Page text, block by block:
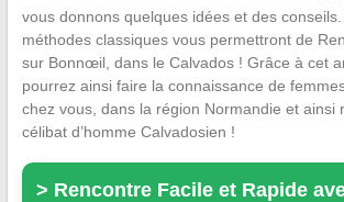
vous donnons quelques idées et des
méthodes classiques vous permettront de
sur Bonnœil, dans le Calvados ! Grâce à cet
pourrez ainsi faire la connaissance de
chez vous, dans la région Normandie et ainsi
célibat d’homme Calvadosien !
> Rencontre Facile et Rapide